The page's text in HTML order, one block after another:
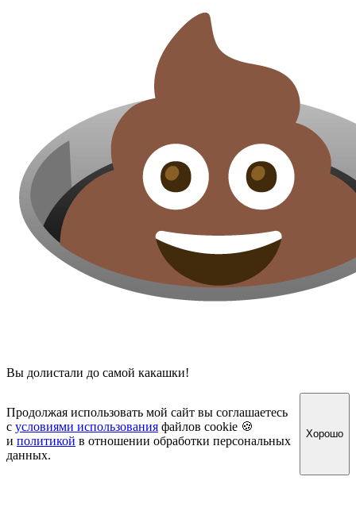
Вы долистали до самой какашки!
Продолжая использовать мой сайт вы соглашаетесь
с условиями использования файлов cookie 🍪
и политикой в отношении обработки персональных
данных.
Хорошо